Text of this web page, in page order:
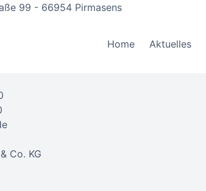
99 - 66954 Pirmasens
Home Aktuelles
Co. KG